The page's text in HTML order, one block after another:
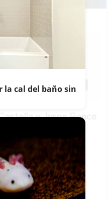
12/11/2021 - 17:21
Facebook
X WhatsApp
CopyGuardar
y Jorge Ponce
por la labor que
, el late nightde
la cal del baño sin